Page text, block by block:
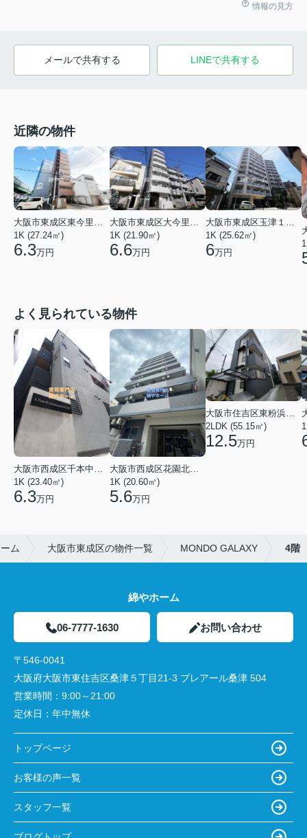
情報の見方
メールで共有する LINEで共有する
近隣の物件
1K (27.24㎡)
6.3万円
大阪市東成区大今里１丁目
1K (21.90㎡)
6.6万円
1K (25.62㎡)
6万円
よく見られている物件
大阪市西成区千本中２丁目
1K (23.40㎡)
6.3万円
大阪市西成区花園北２丁目
1K (20.60㎡)
5.6万円
2LDK (55.15㎡)
12.5万円
ム 大阪市東成区の物件一覧 MONDO GALAXY 4階
綿やホーム
06-7777-1630 お問い合わせ
〒546-0041
大阪府大阪市東住吉区桑津５丁目21-3 プレアール桑津 504
営業時間： 9:00～21:00
定休日： 年中無休
トップページ
お客様の声一覧
スタッフ一覧